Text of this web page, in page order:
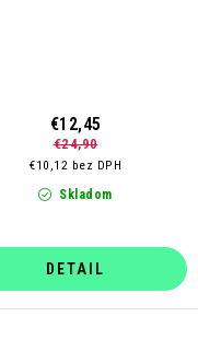
Skladom
€10,12 bez DPH
€12,45
€24,90
DETAIL